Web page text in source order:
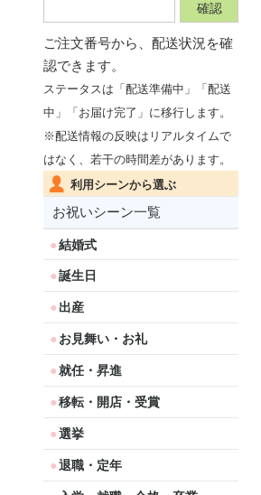
ご注文番号から、 配送状況を確
認できます。
ステータスは「配送準備中」「配送
中」「お届け完了」に移行します。
※配送情報の反映はリアルタイムで
はなく、若干の時間差があります。
利用シーンから選ぶ
お祝いシーン一覧
結婚式
誕生日
出産
お見舞い・お礼
就任・昇進
移転・開店・受賞
選挙
退職・定年